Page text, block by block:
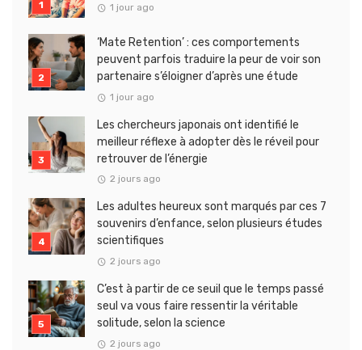
1 jour ago
‘Mate Retention’ : ces comportements
peuvent parfois traduire la peur de voir son
partenaire s’éloigner d’après une étude
1 jour ago
Les chercheurs japonais ont identifié le
meilleur réflexe à adopter dès le réveil pour
retrouver de l’énergie
2 jours ago
Les adultes heureux sont marqués par ces 7
souvenirs d’enfance, selon plusieurs études
scientifiques
2 jours ago
C’est à partir de ce seuil que le temps passé
seul va vous faire ressentir la véritable
solitude, selon la science
2 jours ago